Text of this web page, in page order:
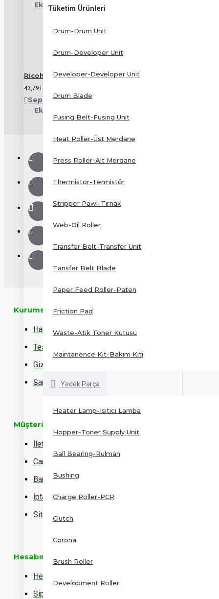
Tüketim Ürünleri
Drum-Drum Unit
Drum-Developer Unit
Developer-Developer Unit
Drum Blade
Fusing Belt-Fusing Unit
Heat Roller-Üst Merdane
Press Roller-Alt Merdane
Thermistor-Termistör
Stripper Pawl-Tırnak
Web-Oil Roller
Transfer Belt-Transfer Unit
Tansfer Belt Blade
Paper Feed Roller-Paten
Friction Pad
Waste-Atık Toner Kutusu
Maintanence Kit-Bakım Kiti
Yedek Parça
Heater Lamp-Isıtıcı Lamba
Hopper-Toner Supply Unit
Ball Bearing-Rulman
Bushing
Charge Roller-PCR
Clutch
Corona
Brush Roller
Development Roller
EkleListemelistesine
Ricoh AA060539 Spring For Upper Picker Finger
43,79TL
Sepete
Ekle
Alışveriş
Ekle
Karşılaştırma
ekle
Kurumsal
Hakkımızda
Teslimat Bilgileri
Gizlilik Politikası
Şartlar & Koşullar
Müşteri Hizmetleri
İletişim
Cari Ödeme
Banka Hesap Bilgileri
İptal, İade, Değişim
Site Haritası
Hesabım
Hesabım
Sipariş Geçmişim